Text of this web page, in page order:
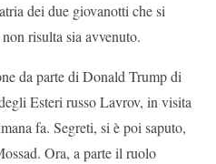
dei due giovanotti che si
risulta sia avvenuto.
da parte di Donald Trump di
Esteri russo Lavrov, in visita
fa. Segreti, si è poi saputo,
Ora, a parte il ruolo